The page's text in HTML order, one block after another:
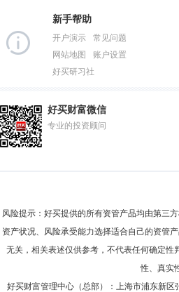
新手帮助
开户演示
常见问题
网站地图
账户设置
好买研习社
好买财富微信
专业的投资顾问
风险提示：好买提供的所有资管产品均由第三
资产状况、风险承受能力选择适合自己的资管
无关，相关表述仅供参考，不代表任何确定
性、真实
好买财富管理中心（总部）：上海市浦东新